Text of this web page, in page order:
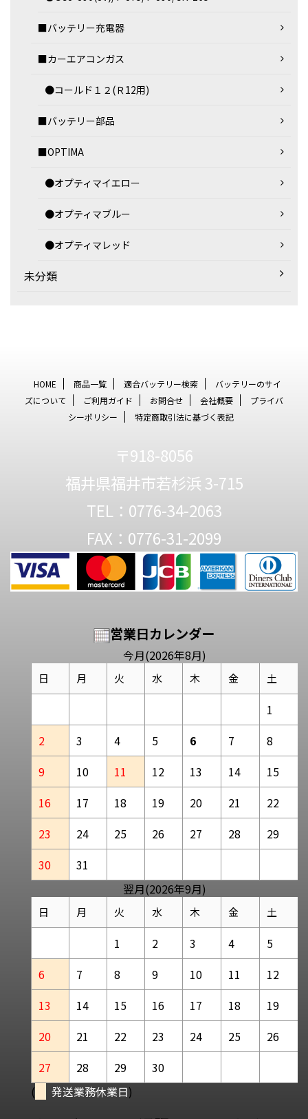
■バッテリー充電器
■カーエアコンガス
●コールド１２(Ｒ12用)
■バッテリー部品
■OPTIMA
●オプティマイエロー
●オプティマブルー
●オプティマレッド
未分類
HOME 商品一覧 適合バッテリー検索
バッテリーのサイ
ズについて
ご利用ガイド お問合せ 会社概要
プライバ
シーポリシー
特定商取引法に基づく表記
〒918-8056
福井県福井市若杉浜 3-715
TEL：0776-34-2063
FAX：0776-31-2099
営業日カレンダー
今月(2026年8月)
日 月 火 水 木 金 土
1
2
3 4 5 6 7
8
9
10 11 12 13 14
15
16
17 18 19 20 21
22
23
24 25 26 27 28
29
30
31
翌月(2026年9月)
日 月 火 水 木 金 土
1 2 3 4
5
6
7 8 9 10 11
12
13
14 15 16 17 18
19
20
21 22 23 24 25
26
27
28 29
30
(
発送業務休業日)